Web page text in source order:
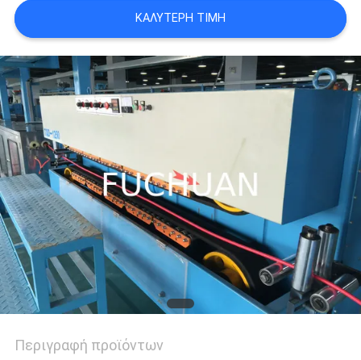
ΥΠΟΘΈΣΕΙΣ
SITEMAP
PRIVACY
POLICY
ΚΑΛΎΤΕΡΗ ΤΙΜΉ
Περιγραφή προϊόντων